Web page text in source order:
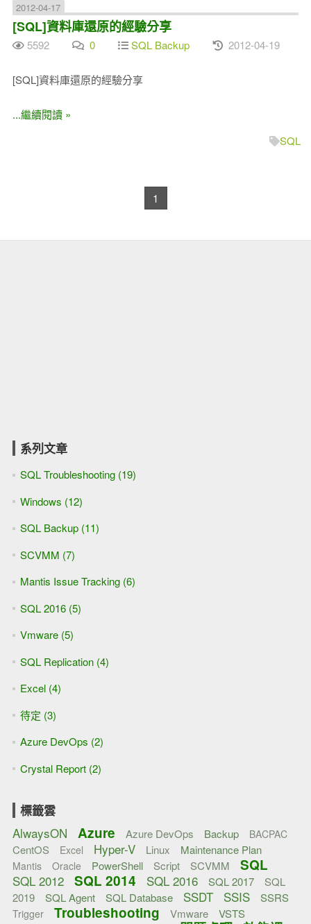
2012-04-17
[SQL]資料庫還原的經驗分享
5592 0 SQL Backup 2012-04-19
[SQL]資料庫還原的經驗分享
...繼續閱讀 »
SQL
1
系列文章
SQL Troubleshooting (19)
Windows (12)
SQL Backup (11)
SCVMM (7)
Mantis Issue Tracking (6)
SQL 2016 (5)
Vmware (5)
SQL Replication (4)
Excel (4)
待定 (3)
Azure DevOps (2)
Crystal Report (2)
標籤雲
AlwaysON Azure Azure DevOps Backup BACPAC
CentOS Excel Hyper-V Linux Maintenance Plan
Mantis Oracle PowerShell Script SCVMM SQL
SQL 2012 SQL 2014 SQL 2016 SQL 2017
SQL
2019
SQL Agent SQL Database SSDT SSIS SSRS
Trigger Troubleshooting Vmware VSTS